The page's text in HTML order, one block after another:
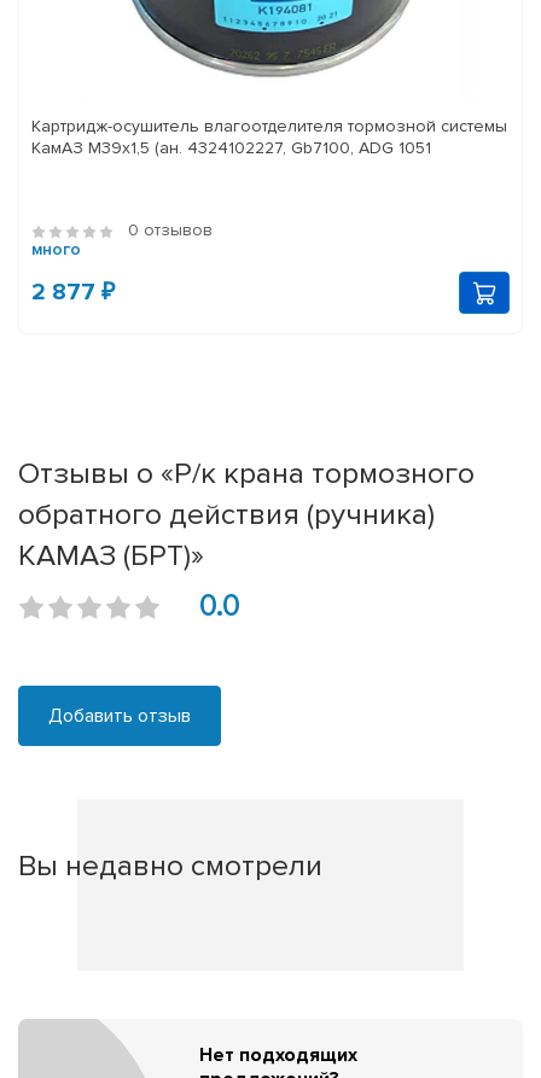
Картридж-осушитель влагоотделителя тормозной системы
КамАЗ M39x1,5 (ан. 4324102227, Gb7100, ADG 1051
0 отзывов
много
2 877 ₽
Отзывы о «Р/к крана тормозного
обратного действия (ручника)
КАМАЗ (БРТ)»
0.0
Добавить отзыв
Вы недавно смотрели
Нет подходящих